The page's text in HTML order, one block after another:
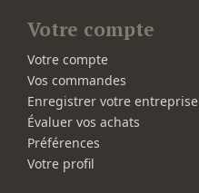
Votre compte
Votre compte
Vos commandes
Enregistrer votre entreprise
Évaluer vos achats
Préférences
Votre profil